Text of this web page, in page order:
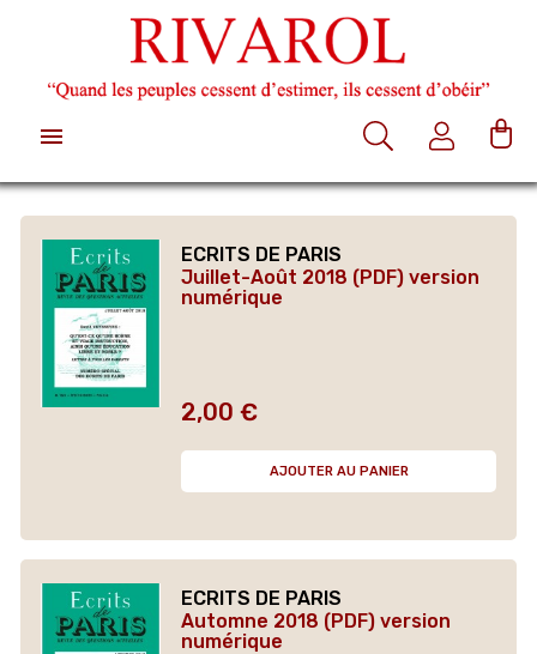

ECRITS DE PARIS
Juillet-Août 2018 (PDF) version
numérique
Prix
2,00 €
AJOUTER AU PANIER
ECRITS DE PARIS
Automne 2018 (PDF) version
numérique